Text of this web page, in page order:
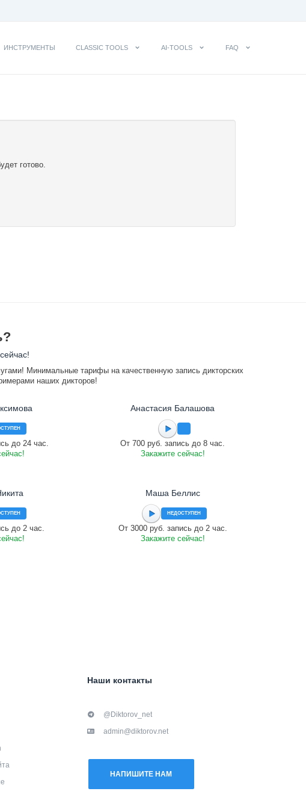
ИНСТРУМЕНТЫ CLASSIC TOOLS AI-TOOLS FAQ
готово.
Минимальные тарифы на качественную запись дикторских
наших дикторов!
до 24 час.
Анастасия Балашова
От 700 руб. запись до 8 час.
Закажите сейчас!
до 2 час.
Маша Беллис
НЕДОСТУПЕН
От 3000 руб. запись до 2 час.
Закажите сейчас!
Наши контакты
@Diktorov_net
admin@diktorov.net
НАПИШИТЕ НАМ